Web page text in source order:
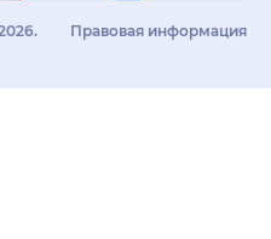
Правовая информация